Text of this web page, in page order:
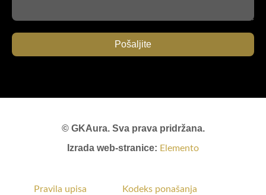
Pošaljite
© GKAura. Sva prava pridržana.
Izrada web-stranice: Elemento
Pravila upisa
Kodeks ponašanja